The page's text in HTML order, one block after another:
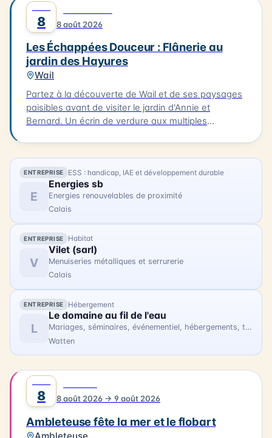
création, profitez d'un déjeuner délicieux à Oye-
Plage, à La Table d'Olivier, avec un plat du jour et un
dessert pour 30€ par personne (réservation
indispensable sur www.c-ici.com). Les vélos à
assistance électrique seront mis à votre disposition
(dans la limite des disponibilités). La balade se
terminera vers 16h30. N'hésitez pas à vous inscrire
pour cette expérience artistique unique !
8 8 août 2026
Les Échappées Douceur : Flânerie au
jardin des Hayures
Wail
Partez à la découverte de Wail et de ses paysages
paisibles avant de visiter le jardin d'Annie et
Bernard. Un écrin de verdure aux multiples
Wail (2 rue de la Mairie). Tarifs : 11 € / gratuit enfants
- 10 ans.
ENTREPRISE ESS : handicap, IAE et développement durable
E
Energies sb
Energies renouvelables de proximité
Calais
ENTREPRISE Habitat
V
Vilet (sarl)
Menuiseries métalliques et serrurerie
Calais
ENTREPRISE Hébergement
L
Le domaine au fil de l'eau
Mariages, séminaires, événementiel, hébergements, tourisme
Watten
8 8 août 2026 → 9 août 2026
Ambleteuse fête la mer et le flobart
Ambleteuse